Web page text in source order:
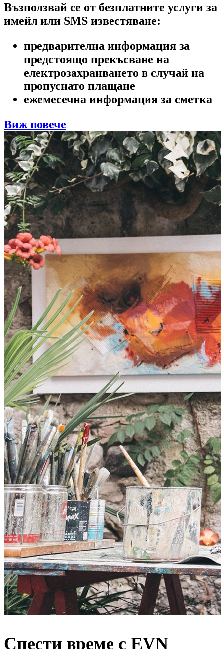
Възползвай се от безплатните услуги за
имейл или SMS известяване:
предварителна информация за
предстоящо прекъсване на
електрозахранването в случай на
пропуснато плащане
ежемесечна информация за сметка
Виж повече
Спести време с EVN